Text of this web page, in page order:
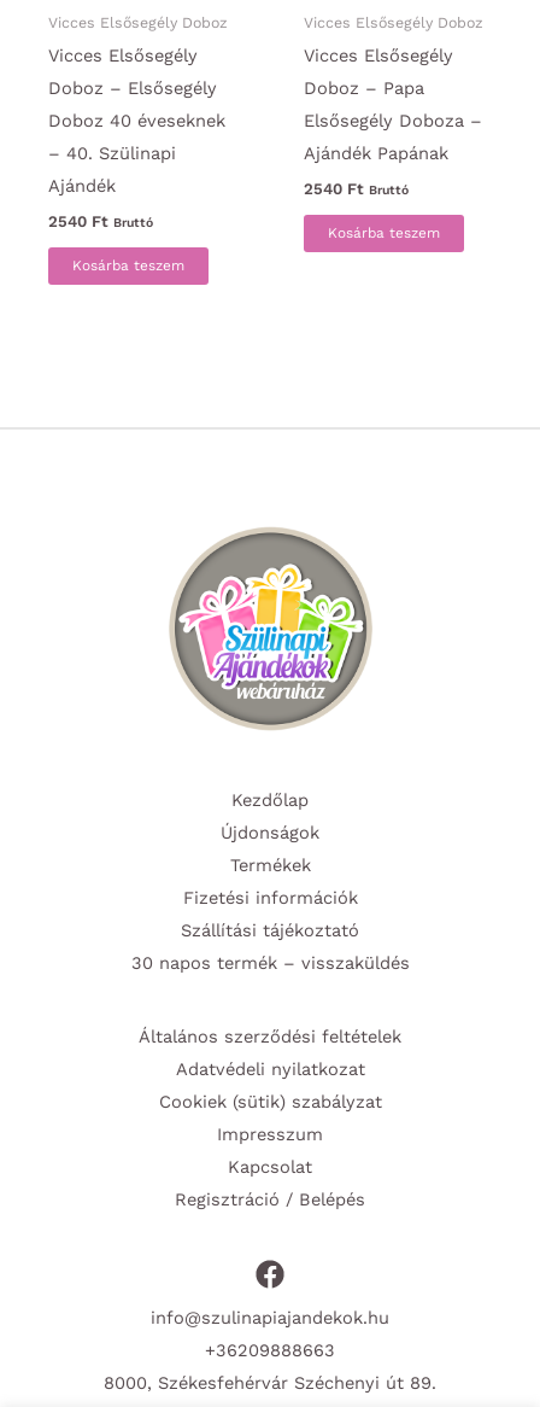
Vicces Elsősegély Doboz
Vicces Elsősegély
Doboz – Elsősegély
Doboz 40 éveseknek
– 40. Szülinapi
Ajándék
2540 Ft Bruttó
Kosárba teszem
Vicces Elsősegély Doboz
Vicces Elsősegély
Doboz – Papa
Elsősegély Doboza –
Ajándék Papának
2540 Ft Bruttó
Kosárba teszem
Kezdőlap
Újdonságok
Termékek
Fizetési információk
Szállítási tájékoztató
30 napos termék – visszaküldés
Általános szerződési feltételek
Adatvédeli nyilatkozat
Cookiek (sütik) szabályzat
Impresszum
Kapcsolat
Regisztráció / Belépés
info@szulinapiajandekok.hu
+36209888663
8000, Székesfehérvár Széchenyi út 89.